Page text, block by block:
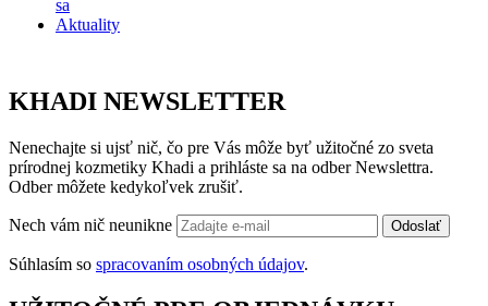
sa
Aktuality
KHADI NEWSLETTER
Nenechajte si ujsť nič, čo pre Vás môže byť užitočné zo sveta
prírodnej kozmetiky Khadi a prihláste sa na odber Newslettra.
Odber môžete kedykoľvek zrušiť.
Nech vám nič neunikne Odoslať
Súhlasím so spracovaním osobných údajov.